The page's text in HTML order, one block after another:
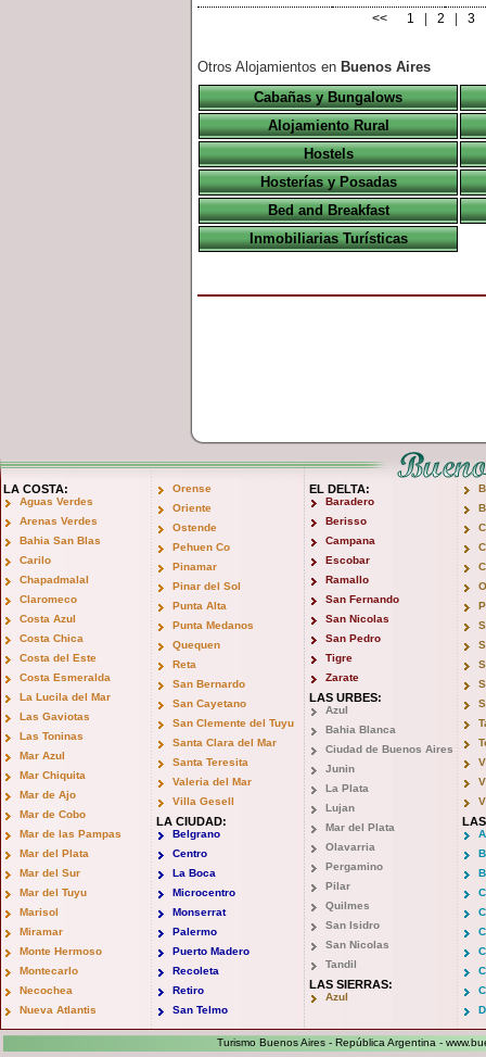
<< 1 2 3
Otros Alojamientos en Buenos Aires
Cabañas y Bungalows
Alojamiento Rural
Hostels
Hosterías y Posadas
Bed and Breakfast
Inmobiliarias Turísticas
LA COSTA:
Aguas Verdes
Arenas Verdes
Bahia San Blas
Carilo
Chapadmalal
Claromeco
Costa Azul
Costa Chica
Costa del Este
Costa Esmeralda
La Lucila del Mar
Las Gaviotas
Las Toninas
Mar Azul
Mar Chiquita
Mar de Ajo
Mar de Cobo
Mar de las Pampas
Mar del Plata
Mar del Sur
Mar del Tuyu
Marisol
Miramar
Monte Hermoso
Montecarlo
Necochea
Nueva Atlantis
Orense
Oriente
Ostende
Pehuen Co
Pinamar
Pinar del Sol
Punta Alta
Punta Medanos
Quequen
Reta
San Bernardo
San Cayetano
San Clemente del Tuyu
Santa Clara del Mar
Santa Teresita
Valeria del Mar
Villa Gesell
LA CIUDAD:
Belgrano
Centro
La Boca
Microcentro
Monserrat
Palermo
Puerto Madero
Recoleta
Retiro
San Telmo
EL DELTA:
Baradero
Berisso
Campana
Escobar
Ramallo
San Fernando
San Nicolas
San Pedro
Tigre
Zarate
LAS URBES:
Azul
Bahia Blanca
Ciudad de Buenos Aires
Junin
La Plata
Lujan
Mar del Plata
Olavarria
Pergamino
Pilar
Quilmes
San Isidro
San Nicolas
Tandil
LAS SIERRAS:
Azul
Turismo Buenos Aires - República Argentina -